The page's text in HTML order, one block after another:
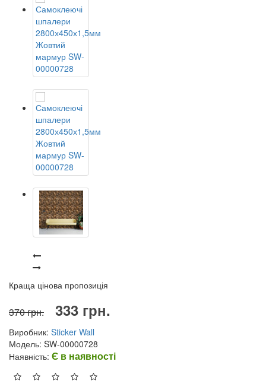
Краща цінова пропозиція
370 грн. 333 грн.
Виробник: Sticker Wall
Модель: SW-00000728
Наявність: Є в наявності